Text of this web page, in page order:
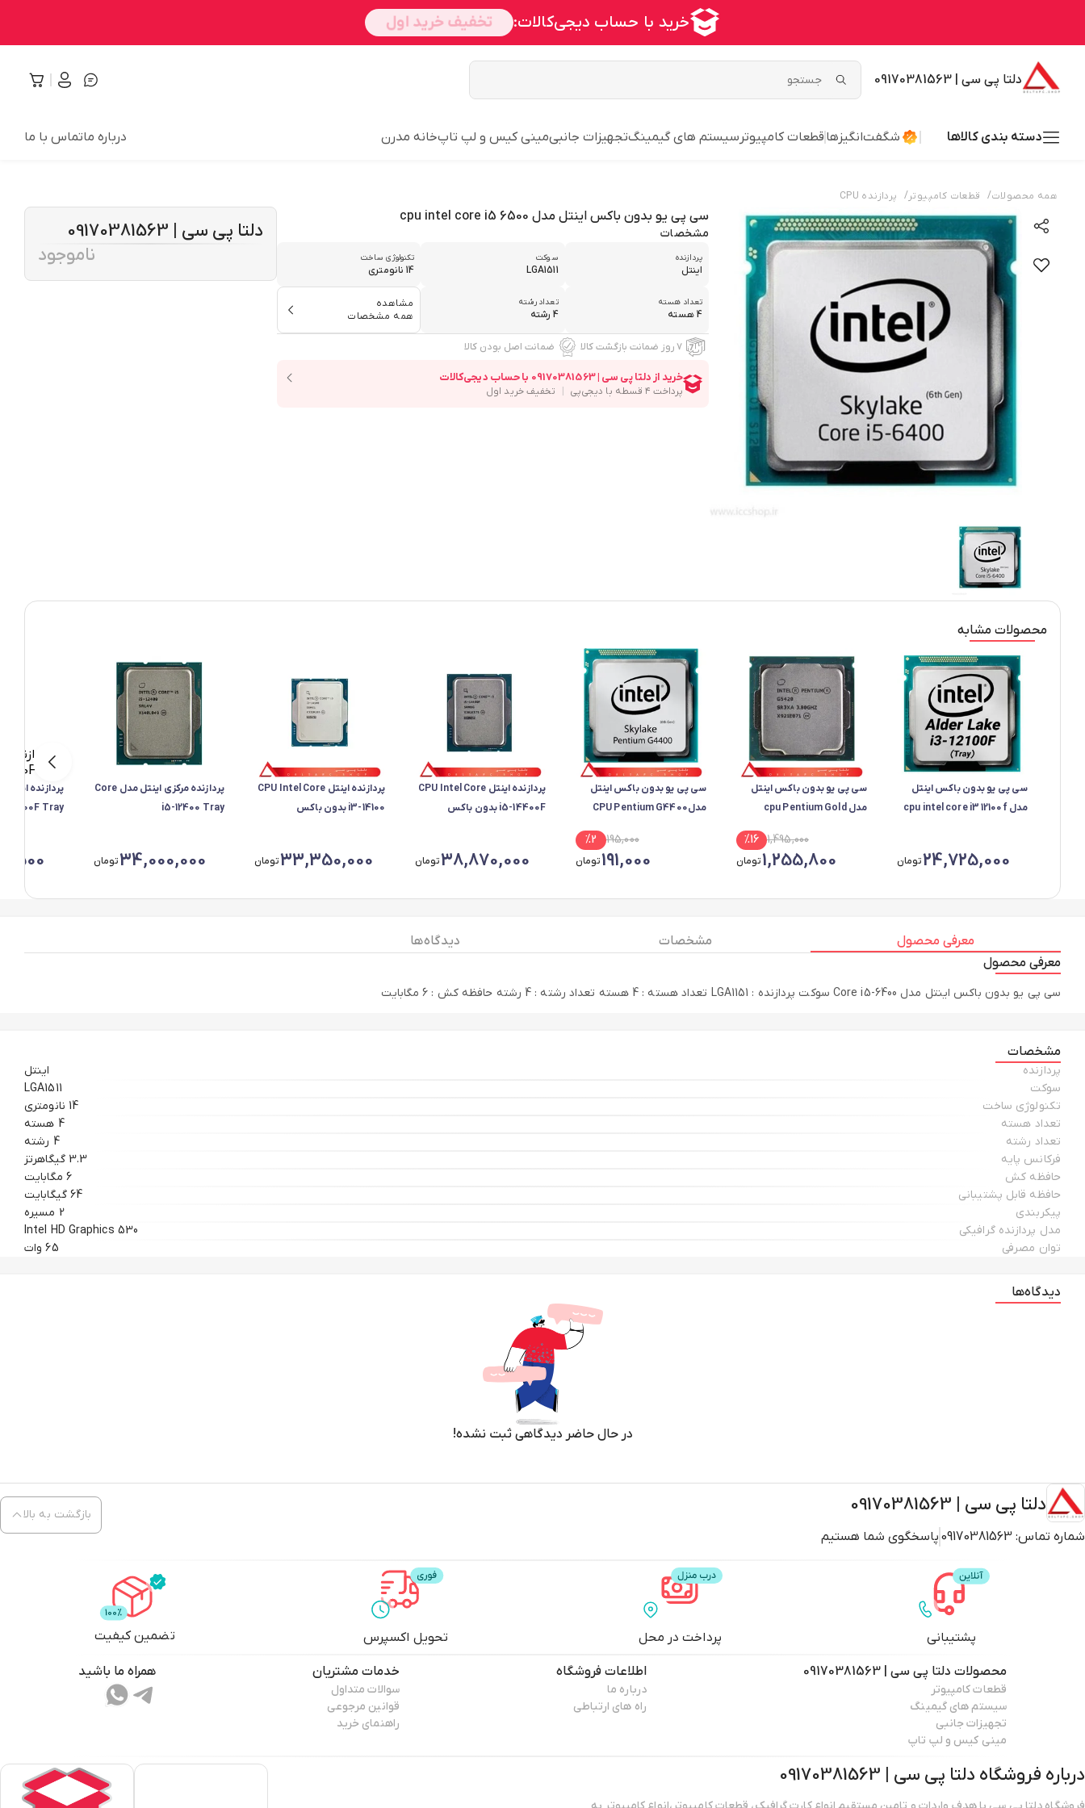
دلتا پی سی | 09170381563
دسته بندی کالاها شگفت‌انگیزها قطعات کامپیوتر سیستم های گیمینگتجهیزات جانبیمینی کیس و لپ تاپخانه مدرن درباره ماتماس با ما
همه محصولات/ قطعات کامپیوتر/ پردازنده CPU
سی پی یو بدون باکس اینتل مدل cpu intel core i5 6500
مشخصات
پردازنده
اینتل
سوکت
LGA1511
تکنولوژی ساخت
14 نانومتری
تعداد هسته
4 هسته
تعداد رشته
4 رشته
مشاهده
همه مشخصات
۷ روز ضمانت بازگشت کالا ضمانت اصل بودن کالا
دلتا پی سی | 09170381563
ناموجود
محصولات مشابه
سی پی یو بدون باکس اینتل
مدل cpu intel core i3 12100f
24,725,000تومان
سی پی یو بدون باکس اینتل
مدل cpu Pentium Gold
1,495,000
%16
1,255,800تومان
سی پی یو بدون باکس اینتل
مدلCPU Pentium G4400
195,000
%2
191,000تومان
پردازنده اینتل CPU Intel Core
i5-14400F بدون باکس
38,870,000تومان
پردازنده اینتل CPU Intel Core
i3-14100 بدون باکس
33,350,000تومان
پردازنده مرکزی اینتل مدل Core
i5-12400 Tray
34,000,000تومان
13400F Tray
معرفی محصول مشخصات
دیدگاه ها
معرفی محصول
سی پی یو بدون باکس اینتل مدل Core i5-6400 سوکت پردازنده : LGA1151 تعداد هسته : 4 هسته تعداد رشته : 4 رشته حافظه کش : 6 مگابایت
مشخصات
پردازنده
اینتل
سوکت
LGA1511
تکنولوژی ساخت
14 نانومتری
تعداد هسته
4 هسته
تعداد رشته
4 رشته
فرکانس پایه
3.3 گیگاهرتز
حافظه کش
6 مگابایت
حافظه قابل پشتیبانی
64 گیگابایت
پیکربندی
2 مسیره
مدل پردازنده گرافیکی
Intel HD Graphics 530
توان مصرفی
65 وات
دیدگاه‌ها
در حال حاضر دیدگاهی ثبت نشده!
دلتا پی سی | 09170381563
شماره تماس: 09170381563 پاسخگوی شما هستیم
بازگشت به بالا
پشتیبانی پرداخت در محل تحویل اکسپرس تضمین کیفیت
محصولات دلتا پی سی | 09170381563
قطعات کامپیوتر
سیستم های گیمینگ
تجهیزات جانبی
مینی کیس و لپ تاپ
اطلاعات فروشگاه
درباره ما
راه های ارتباطی
خدمات مشتریان
سوالات متداول
قوانین مرجوعی
راهنمای خرید
همراه ما باشید
درباره فروشگاه دلتا پی سی | 09170381563